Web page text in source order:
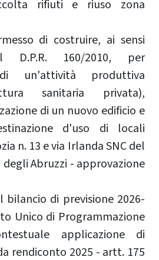
rifiuti e riuso zona
di costruire, ai sensi
160/2010, per
un'attività produttiva
sanitaria privata),
di un nuovo edificio e
d'uso di locali
n. 13 e via Irlanda SNC del
Abruzzi - approvazione
bilancio di previsione 2026-
Unico di Programmazione
applicazione di
rendiconto 2025 - artt. 175